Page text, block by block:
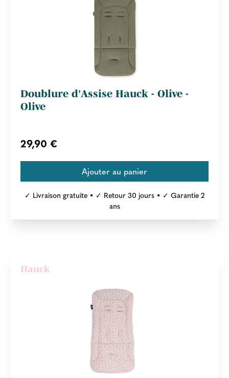
Doublure d'Assise Hauck - Olive -
Olive
29,90 €
✓ Livraison gratuite • ✓ Retour 30 jours • ✓ Garantie 2
ans
Hauck